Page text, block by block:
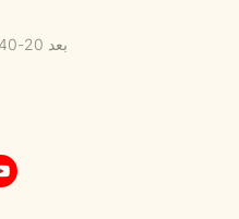
بعد 20-40 يومًا من تأكيد السحب